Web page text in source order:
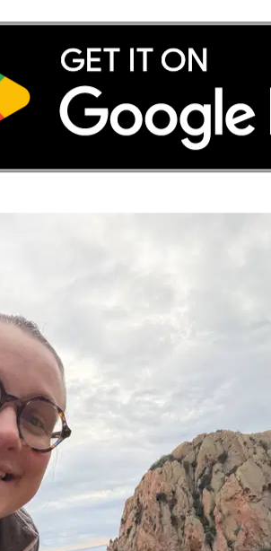
votre réservation
typique — prix final pour le
service à Antibes